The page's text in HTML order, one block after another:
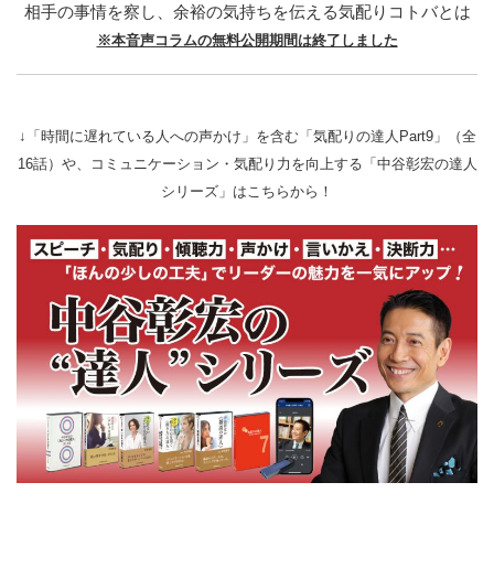
相手の事情を察し、余裕の気持ちを伝える気配りコトバとは
※本音声コラムの無料公開期間は終了しました
↓「時間に遅れている人への声かけ」を含む「気配りの達人Part9」（全
16話）や、コミュニケーション・気配り力を向上する「中谷彰宏の達人
シリーズ」はこちらから！